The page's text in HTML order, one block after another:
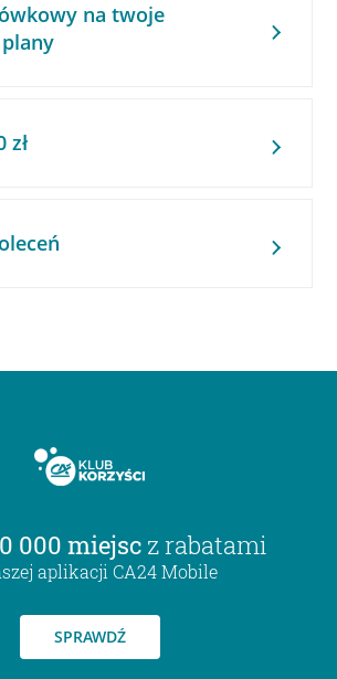
na twoje
zł
000 miejsc z rabatami
aplikacji CA24 Mobile
SPRAWDŹ